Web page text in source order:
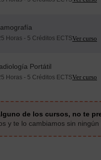
Horas - 5 Créditos ECTS
Portátil
Horas - 5 Créditos ECTS
de los cursos, no te
y te lo cambiamos sin ningún